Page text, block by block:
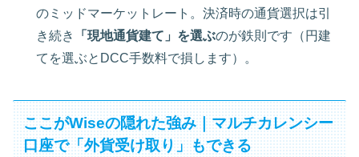
のミッドマーケットレート。決済時の通貨選択は引
き続き
「現地通貨建て」を選ぶのが鉄則です（円建
てを選ぶとDCC手数料で損します）。
ここがWiseの隠れた強み｜マルチカレンシー
口座で「外貨受け取り」もできる